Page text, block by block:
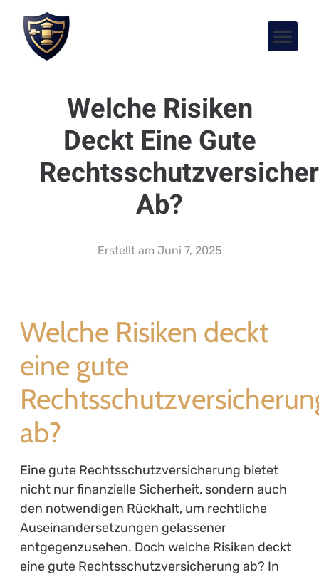
im Verkehrsrecht – die Liste der möglichen
rechtlichen Konflikte ist lang. Umso wichtiger
ist es, gut gerüstet zu sein.
Welche Risiken
deckt eine gute
Frage widmen wir uns in den kommenden
Abschnitten. Durch das Verständnis der
verschiedenen Deckungsbereiche können Sie
besser entscheiden, welche Versicherung für
2. Was ist eine
Versicherung, die die Kosten für rechtliche
Dienstleistungen abdeckt, wenn der
Versicherungsnehmer in einen Rechtsstreit
verwickelt ist. Dies kann sowohl
Anwaltsgebühren als auch Gerichtskosten
umfassen. Damit bietet die Versicherung einen
finanziellen Schutzschirm, der unter anderem
bei der Verteidigung gegen Klagen
Unterstützung bietet.
2.1. Welche Arten von
Rechtsschutzversicherungen gibt